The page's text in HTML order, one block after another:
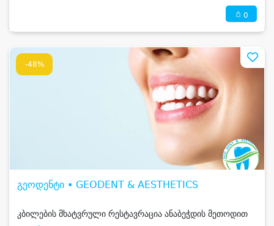
0
-48%
გეოდენტი • GEODENT & AESTHETICS
კბილების მხატვრული რესტავრაცია ანაბეჭდის მეთოდით